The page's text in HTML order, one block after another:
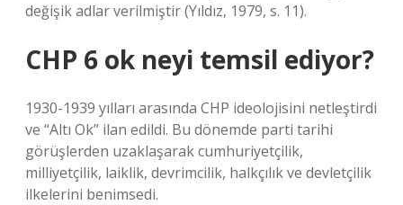
değişik adlar verilmiştir (Yıldız, 1979, s. 11).
CHP 6 ok neyi temsil ediyor?
1930-1939 yılları arasında CHP ideolojisini netleştirdi
ve “Altı Ok” ilan edildi. Bu dönemde parti tarihi
görüşlerden uzaklaşarak cumhuriyetçilik,
milliyetçilik, laiklik, devrimcilik, halkçılık ve devletçilik
ilkelerini benimsedi.